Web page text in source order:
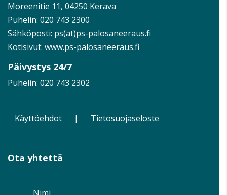
Moreenitie 11, 04250 Kerava
Puhelin: 020 743 2300
Sähköposti: ps(at)ps-palosaneeraus.fi
Kotisivut: www.ps-palosaneeraus.fi
Päivystys 24/7
Puhelin: 020 743 2302
Käyttöehdot | Tietosuojaseloste
Ota yhtettä